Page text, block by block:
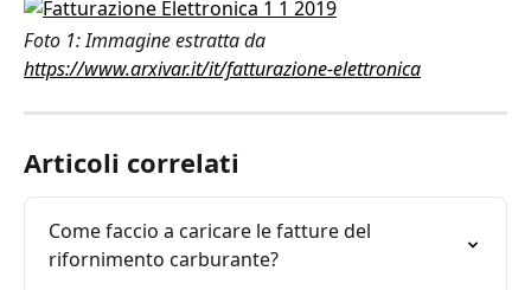
Foto 1: Immagine estratta da
https://www.arxivar.it/it/fatturazione-elettronica
Articoli correlati
Come faccio a caricare le fatture del
rifornimento carburante?